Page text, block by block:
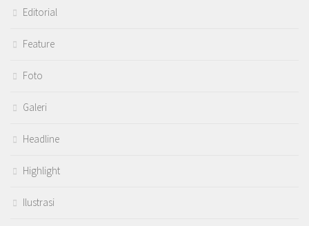
Editorial
Feature
Foto
Galeri
Headline
Highlight
Ilustrasi